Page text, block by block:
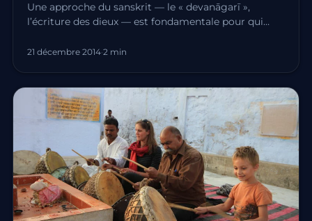
Une approche du sanskrit — le « devanāgarī »,
l’écriture des dieux — est fondamentale pour qui
21 décembre 2014·2 min